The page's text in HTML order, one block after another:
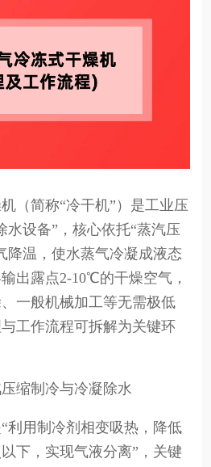
（简称“冷干机”）是工业压
水设备”，核心依托“蒸汽压
降温，使水蒸气冷凝成液态
出露点2-10℃的干燥空气，
一般机械加工等无需极低
工作流程可拆解为关键环
缩制冷与冷凝除水
利用制冷剂相变吸热，降低
下，实现气液分离”，关键